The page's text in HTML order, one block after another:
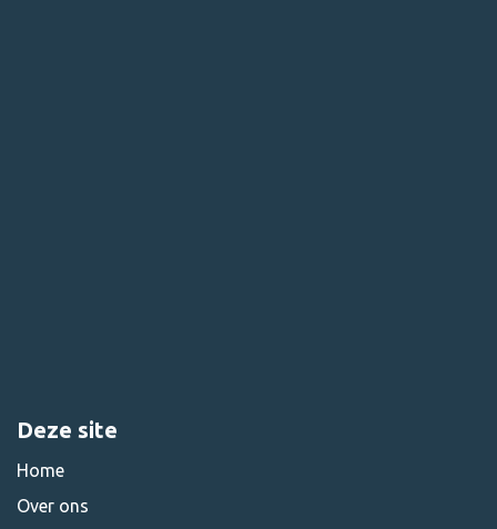
Deze site
Home
Over ons